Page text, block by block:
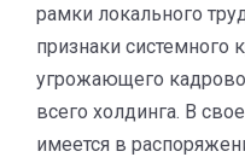
рамки локального
признаки системного
угрожающего
всего холдинга. В
имеется в